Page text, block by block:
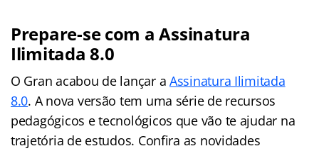
Prepare-se com a Assinatura
Ilimitada 8.0
O Gran acabou de lançar a Assinatura Ilimitada
8.0. A nova versão tem uma série de recursos
pedagógicos e tecnológicos que vão te ajudar na
trajetória de estudos. Confira as novidades